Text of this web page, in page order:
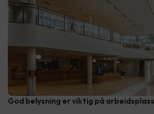
God belysning er viktig på